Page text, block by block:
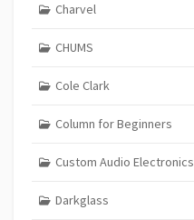
Charvel
CHUMS
Cole Clark
Column for Beginners
Custom Audio Electronics
Darkglass